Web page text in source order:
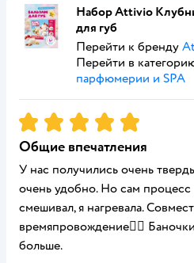
Набор Attivio
для губ
Перейти к бренду
Перейти в
парфюмерии и SPA
Рейтинг:5
Общие впечатления
У нас получились очень
очень удобно. Но сам
смешивал, я нагревала.
времяпровождение👍🏻
больше.